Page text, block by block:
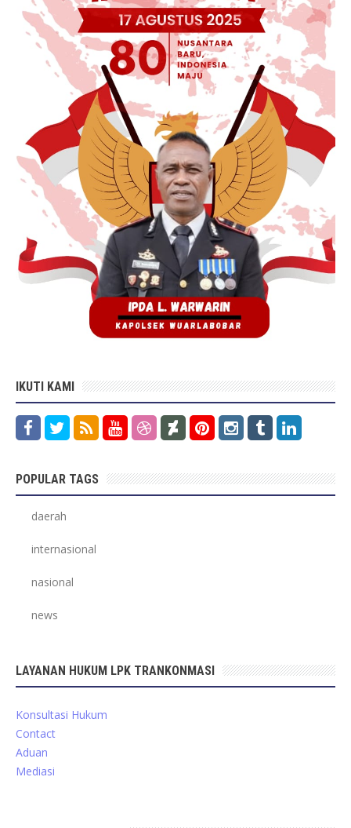
IKUTI KAMI
POPULAR TAGS
daerah
internasional
nasional
news
LAYANAN HUKUM LPK TRANKONMASI
Konsultasi Hukum
Contact
Aduan
Mediasi